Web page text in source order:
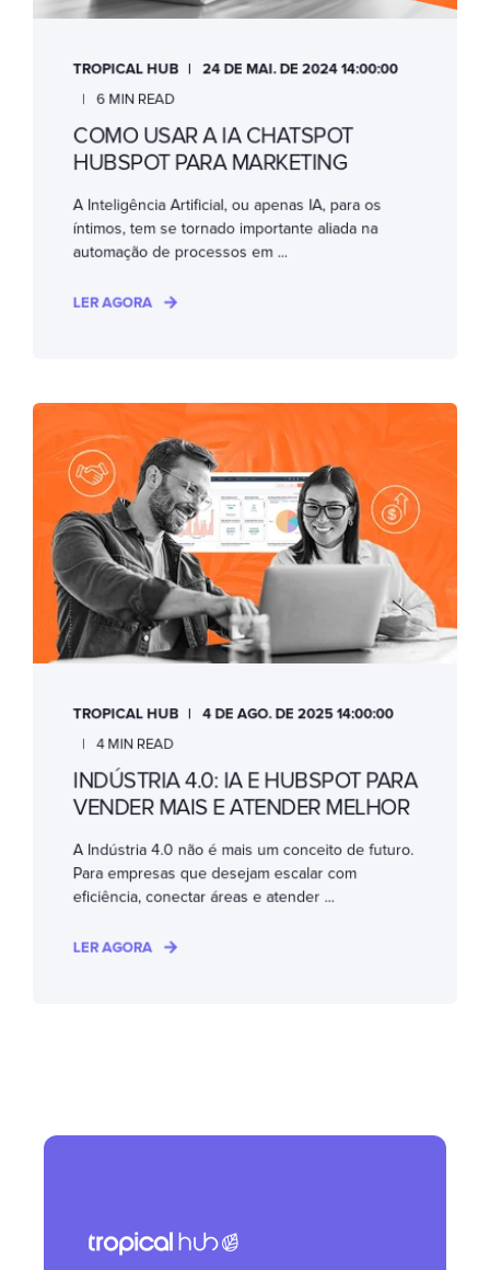
TROPICAL HUB 24 DE MAI. DE 2024 14:00:00
6 MIN READ
COMO USAR A IA CHATSPOT
HUBSPOT PARA MARKETING
A Inteligência Artificial, ou apenas IA, para os
íntimos, tem se tornado importante aliada na
automação de processos em ...
LER AGORA
TROPICAL HUB 4 DE AGO. DE 2025 14:00:00
4 MIN READ
INDÚSTRIA 4.0: IA E HUBSPOT PARA
VENDER MAIS E ATENDER MELHOR
A Indústria 4.0 não é mais um conceito de futuro.
Para empresas que desejam escalar com
eficiência, conectar áreas e atender ...
LER AGORA